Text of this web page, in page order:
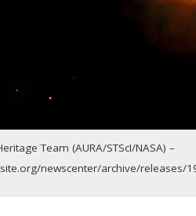
Team (AURA/STScI/NASA) –
newscenter/archive/releases/